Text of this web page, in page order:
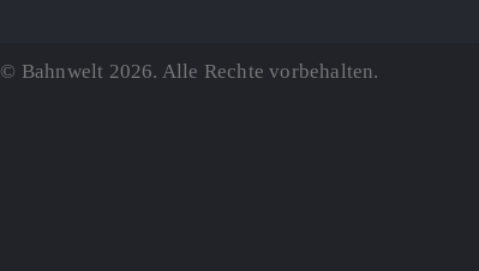
© Bahnwelt 2026. Alle Rechte vorbehalten.